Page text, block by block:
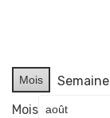
Mois Semaine
Mois